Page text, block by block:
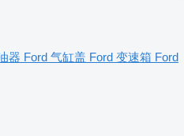
器 Ford 气缸盖 Ford 变速箱 Ford